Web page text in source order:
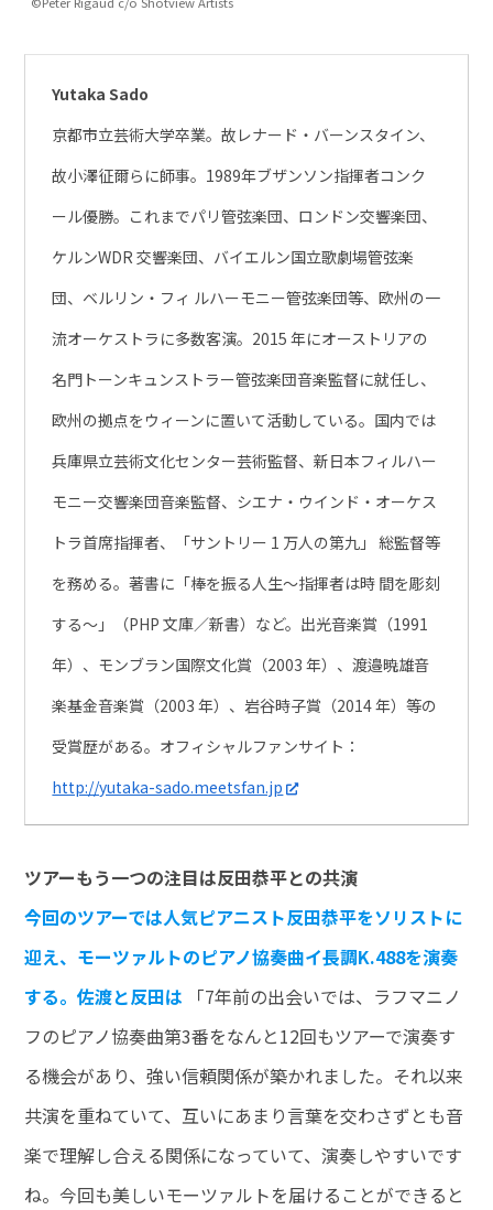
Yutaka Sado
京都市立芸術大学卒業。故レナード・バーンスタイン、
故小澤征爾らに師事。1989年ブザンソン指揮者コンク
ール優勝。これまでパリ管弦楽団、ロンドン交響楽団、
ケルンWDR 交響楽団、バイエルン国立歌劇場管弦楽
団、ベルリン・フィ ルハーモニー管弦楽団等、欧州の一
流オーケストラに多数客演。2015 年にオーストリアの
名門トーンキュンストラー管弦楽団音楽監督に就任し、
欧州の拠点をウィーンに置いて活動している。国内では
兵庫県立芸術文化センター芸術監督、新日本フィルハー
モニー交響楽団音楽監督、シエナ・ウインド・オーケス
トラ首席指揮者、「サントリー 1 万人の第九」 総監督等
を務める。著書に「棒を振る人生～指揮者は時 間を彫刻
する～」（PHP 文庫／新書）など。出光音楽賞（1991
年）、モンブラン国際文化賞（2003 年）、渡邉暁雄音
楽基金音楽賞（2003 年）、岩谷時子賞（2014 年）等の
受賞歴がある。オフィシャルファンサイト：
http://yutaka-sado.meetsfan.jp
ツアーもう一つの注目は反田恭平との共演
今回のツアーでは人気ピアニスト反田恭平をソリストに
迎え、モーツァルトのピアノ協奏曲イ長調K.488を演奏
する。佐渡と反田は
「7年前の出会いでは、ラフマニノ
フのピアノ協奏曲第3番をなんと12回もツアーで演奏す
る機会があり、強い信頼関係が築かれました。それ以来
共演を重ねていて、互いにあまり言葉を交わさずとも音
楽で理解し合える関係になっていて、演奏しやすいです
ね。今回も美しいモーツァルトを届けることができると